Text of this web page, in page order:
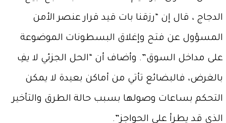
الدجاج ، قال إن “رزقنا بات قيد قرار عنصر الأمن
المسؤول عن فتح وإغلاق البسطونات الموضوعة
على مداخل السوق”. وأضاف أن “الحل الجزئي لا يفِ
بالغرض، فالبضائع تأتي من أماكن بعيدة لا يمكن
التحكم بساعات وصولها بسبب حالة الطرق والتأخير
الذي قد يطرأ على الحواجز”.